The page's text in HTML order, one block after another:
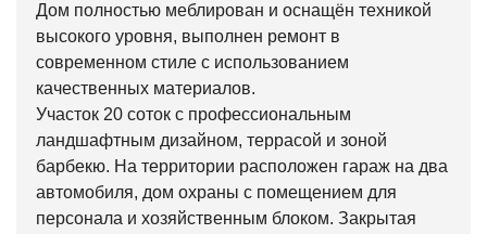
Дом полностью меблирован и оснащён техникой
высокого уровня, выполнен ремонт в
современном стиле с использованием
качественных материалов.
Участок 20 соток с профессиональным
ландшафтным дизайном, террасой и зоной
барбекю. На территории расположен гараж на два
автомобиля, дом охраны с помещением для
персонала и хозяйственным блоком. Закрытая